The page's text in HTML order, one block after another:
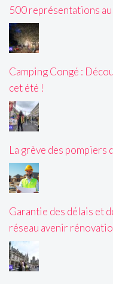
500 représentations au
Camping Congé :
cet été !
La grève des pompiers
Garantie des délais et
réseau avenir